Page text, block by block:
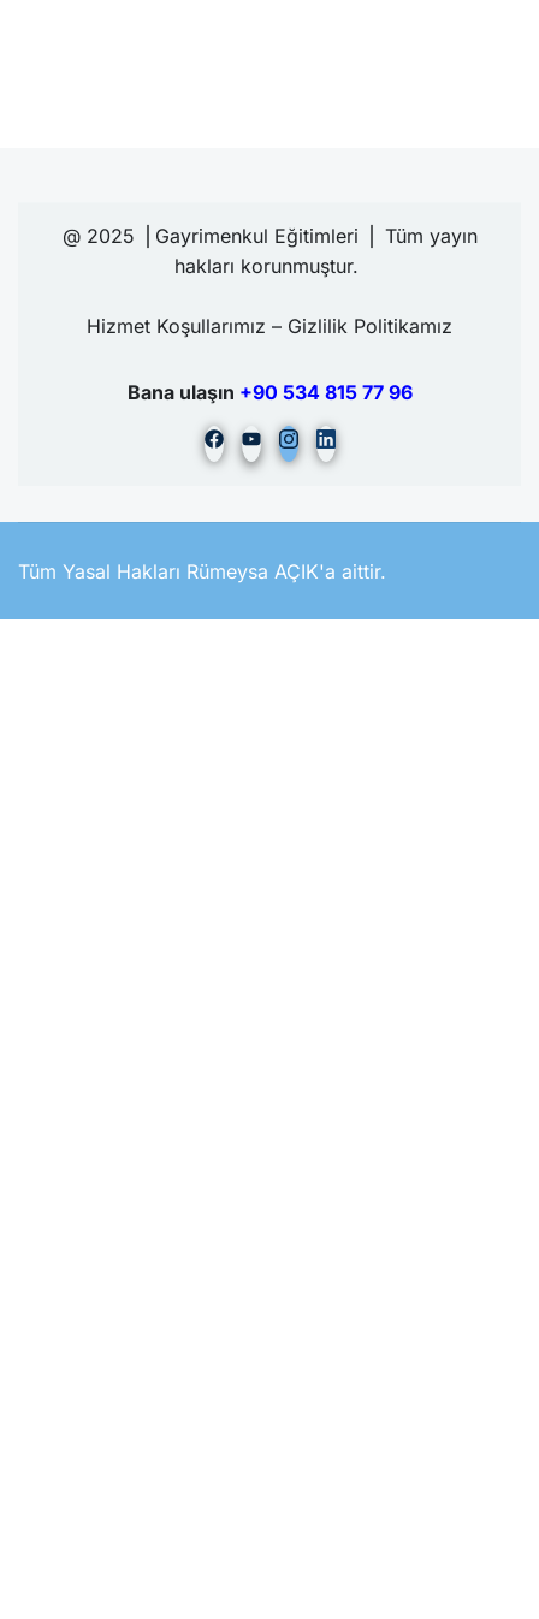
@ 2025 ⎪Gayrimenkul Eğitimleri ⎪ Tüm yayın
hakları korunmuştur.
Hizmet Koşullarımız – Gizlilik Politikamız
Bana ulaşın +90 534 815 77 96
Tüm Yasal Hakları Rümeysa AÇIK'a aittir.